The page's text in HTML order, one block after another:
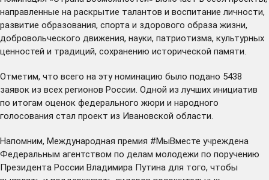
направленные на раскрытие талантов и воспитание личности,
развитие образования, спорта и здорового образа жизни,
добровольческого движения, науки, патриотизма, культурных
ценностей и традиций, сохранению исторической памяти.
Отметим, что всего на эту номинацию было подано 5438
заявок из всех регионов России. Одной из лучших инициатив
по итогам оценок федерального жюри и народного
голосования стал проект из Ивановской области.
Напомним, Международная премия #МыВместе учреждена
Федеральным агентством по делам молодежи по поручению
Президента России Владимира Путина для того, чтобы